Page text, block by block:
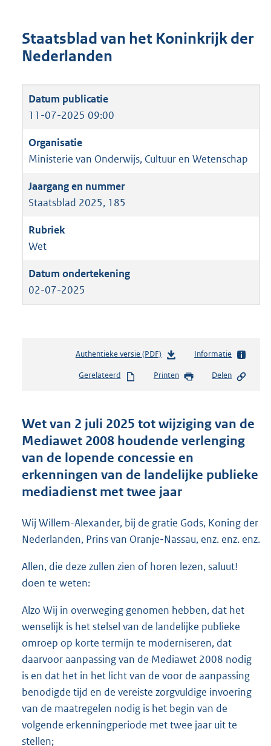
Staatsblad van het Koninkrijk der
Nederlanden
11-07-2025 09:00
Ministerie van Onderwijs, Cultuur en Wetenschap
Staatsblad 2025, 185
Wet
02-07-2025
Authentieke versie (PDF)b
s
d
s
g
o
o
t
2
Informatie
Gerelateerd Printen Delen
Wet van 2 juli 2025 tot wijziging van de
Mediawet 2008 houdende verlenging
van de lopende concessie en
erkenningen van de landelijke publieke
mediadienst met twee jaar
Wij Willem-Alexander, bij de gratie Gods, Koning der
Nederlanden, Prins van Oranje-Nassau, enz. enz. enz.
Allen, die deze zullen zien of horen lezen, saluut!
doen te weten:
Alzo Wij in overweging genomen hebben, dat het
wenselijk is het stelsel van de landelijke publieke
omroep op korte termijn te moderniseren, dat
daarvoor aanpassing van de Mediawet 2008 nodig
is en dat het in het licht van de voor de aanpassing
benodigde tijd en de vereiste zorgvuldige invoering
van de maatregelen nodig is het begin van de
volgende erkenningperiode met twee jaar uit te
stellen;